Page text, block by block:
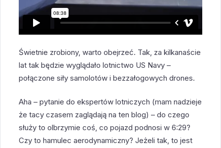
Świetnie zrobiony, warto obejrzeć. Tak, za kilkanaście
lat tak będzie wyglądało lotnictwo US Navy –
połączone siły samolotów i bezzałogowych drones.
Aha – pytanie do ekspertów lotniczych (mam nadzieje
że tacy czasem zaglądają na ten blog) – do czego
służy to olbrzymie coś, co pojazd podnosi w 6:29?
Czy to hamulec aerodynamiczny? Jeżeli tak, to jest